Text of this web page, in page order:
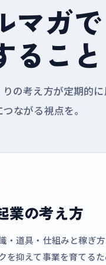
マガで
ること
の考え方が定期的
ながる視点を。
業の考え方
・道具・仕組みと稼ぎ
を抑えて事業を育てる